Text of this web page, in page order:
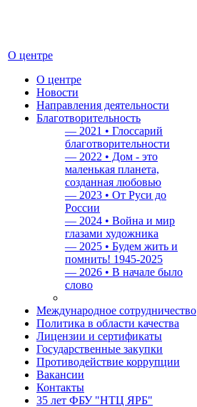
О центре
О центре
Новости
Направления деятельности
Благотворительность
— 2021 • Глоссарий
благотворительности
— 2022 • Дом - это
маленькая планета,
созданная любовью
— 2023 • От Руси до
России
— 2024 • Война и мир
глазами художника
— 2025 • Будем жить и
помнить! 1945-2025
— 2026 • В начале было
слово
Международное сотрудничество
Политика в области качества
Лицензии и сертификаты
Государственные закупки
Противодействие коррупции
Вакансии
Контакты
35 лет ФБУ "НТЦ ЯРБ"